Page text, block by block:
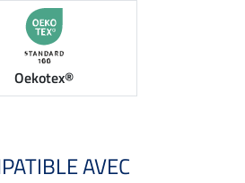
Oekotex®
AVEC